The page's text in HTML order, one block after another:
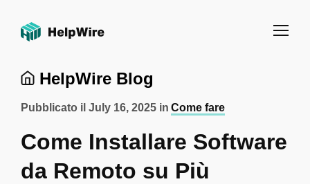
HelpWire Blog
Pubblicato il July 16, 2025 in Come fare
Come Installare Software
da Remoto su Più